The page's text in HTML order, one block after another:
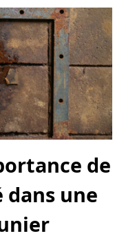
de
une